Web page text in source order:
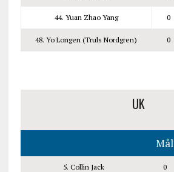
44. Yuan Zhao Yang 0
48. Yo Longen (Truls Nordgren) 0
UK
Mål
5. Collin Jack 0